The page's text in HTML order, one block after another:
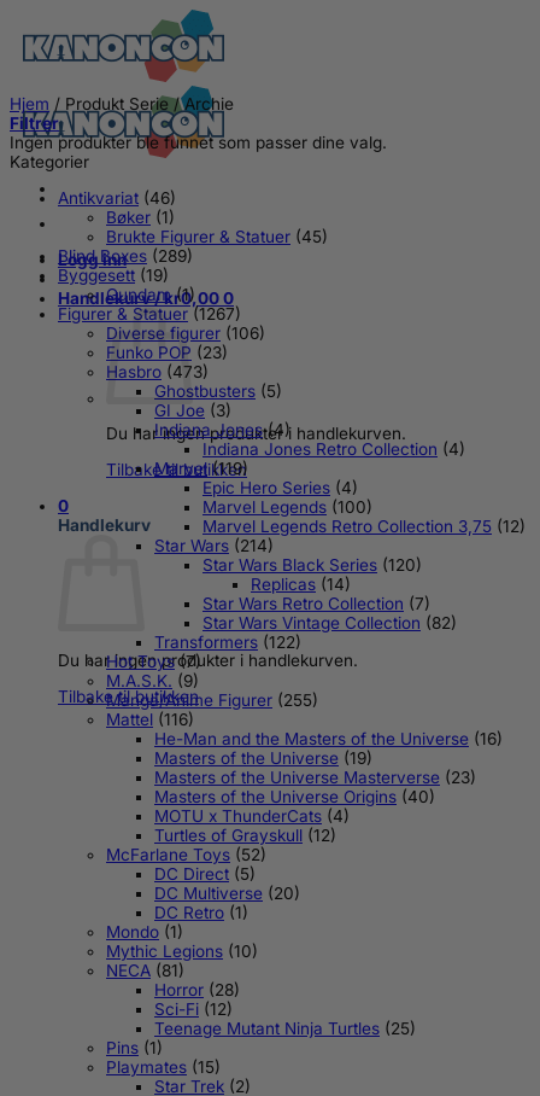
content
Logg inn
Handlekurv /kr0,000
Du har ingen produkter i handlekurven.
Tilbake til butikken
0
Handlekurv
Du har ingen produkter i handlekurven.
Tilbake til butikken
Hjem / Produkt Serie/Archie
Filtrer
Ingen produkter ble funnet som passer dine valg.
Kategorier
Antikvariat (46)
Bøker (1)
Brukte Figurer & Statuer (45)
Blind Boxes (289)
Byggesett (19)
Gundam (1)
Figurer & Statuer (1267)
Diverse figurer (106)
Funko POP (23)
Hasbro (473)
Ghostbusters (5)
GI Joe (3)
Indiana Jones (4)
Indiana Jones Retro Collection (4)
Marvel (119)
Epic Hero Series (4)
Marvel Legends (100)
Marvel Legends Retro Collection 3,75 (12)
Star Wars (214)
Star Wars Black Series (120)
Replicas (14)
Star Wars Retro Collection (7)
Star Wars Vintage Collection (82)
Transformers (122)
Hot Toys (7)
M.A.S.K. (9)
Manga/Anime Figurer (255)
Mattel (116)
He-Man and the Masters of the Universe (16)
Masters of the Universe (19)
Masters of the Universe Masterverse (23)
Masters of the Universe Origins (40)
MOTU x ThunderCats (4)
Turtles of Grayskull (12)
McFarlane Toys (52)
DC Direct (5)
DC Multiverse (20)
DC Retro (1)
Mondo (1)
Mythic Legions (10)
NECA (81)
Horror (28)
Sci-Fi (12)
Teenage Mutant Ninja Turtles (25)
Pins (1)
Playmates (15)
Star Trek (2)